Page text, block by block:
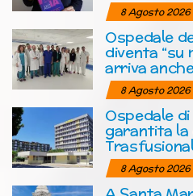
8 Agosto 2026
Ospedale
diventa “su
arriva
8 Agosto 2026
Ospedale
garantita la
8 Agosto 2026